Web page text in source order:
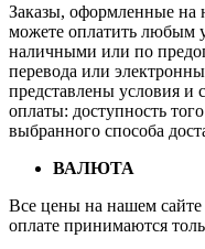
Заказы, оформленные на
можете оплатить любым
наличными или по
перевода или
представлены условия и
оплаты: доступность
выбранного способа
ВАЛЮТА
Все цены на нашем сайте
оплате принимаются